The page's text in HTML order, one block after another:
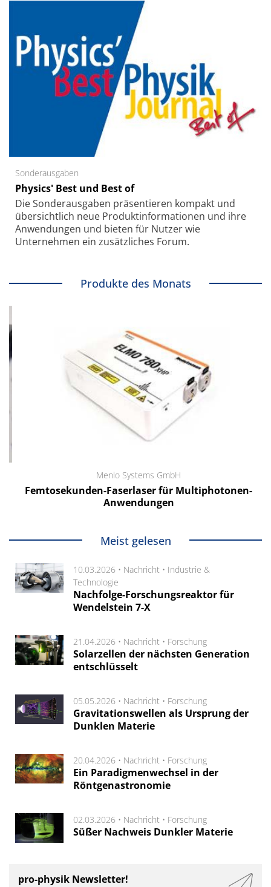
Sonderausgaben
Physics' Best und Best of
Die Sonder­ausgaben präsentieren kompakt und
übersichtlich neue Produkt­informationen und ihre
Anwendungen und bieten für Nutzer wie
Unternehmen ein zusätzliches Forum.
Produkte des Monats
Menlo Systems GmbH
Femtosekunden-Faserlaser für Multiphotonen-
Anwendungen
Meist gelesen
10.03.2026 • Nachricht • Industrie &
Technologie
Nachfolge-Forschungsreaktor für
Wendelstein 7-X
21.04.2026 • Nachricht • Forschung
Solarzellen der nächsten Generation
entschlüsselt
05.05.2026 • Nachricht • Forschung
Gravitationswellen als Ursprung der
Dunklen Materie
20.04.2026 • Nachricht • Forschung
Ein Paradigmenwechsel in der
Röntgenastronomie
02.03.2026 • Nachricht • Forschung
Süßer Nachweis Dunkler Materie
pro-physik Newsletter!